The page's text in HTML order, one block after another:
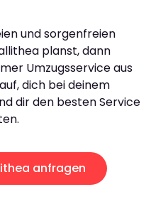
und sorgenfreien
planst, dann
Umzugsservice aus
dich bei deinem
dir den besten Service
anfragen